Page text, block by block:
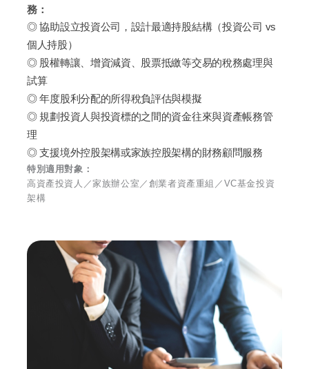
務：
◎ 協助設立投資公司，設計最適持股結構（投資公司 vs
個人持股）
◎ 股權轉讓、增資減資、股票抵繳等交易的稅務處理與
試算
◎ 年度股利分配的所得稅負評估與模擬
◎ 規劃投資人與投資標的之間的資金往來與資產帳務管
理
◎ 支援境外控股架構或家族控股架構的財務顧問服務
特別適用對象：
高資產投資人／家族辦公室／創業者資產重組／VC基金投資
架構